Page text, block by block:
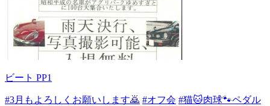
ビート PP1
#3月もよろしくお願いします🙇 #オフ会 #猫🐱肉球🐾ペダル